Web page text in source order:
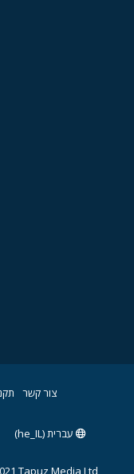
צור קשר
עברית (he_IL)
Media Ltd.